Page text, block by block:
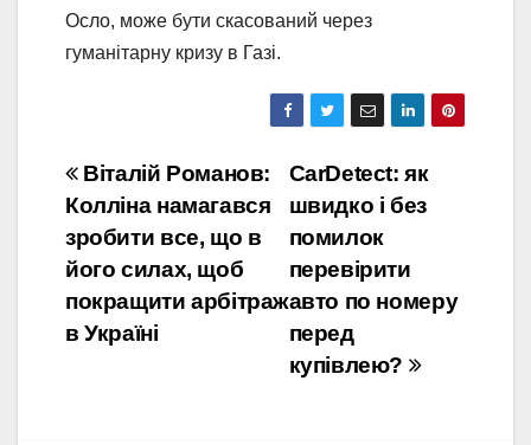
Осло, може бути скасований через
гуманітарну кризу в Газі.
Навігація
записів
CarDetect: як
швидко і без
помилок
перевірити
авто по номеру
перед
купівлею?
Віталій Романов:
Колліна намагався
зробити все, що в
його силах, щоб
покращити арбітраж
в Україні